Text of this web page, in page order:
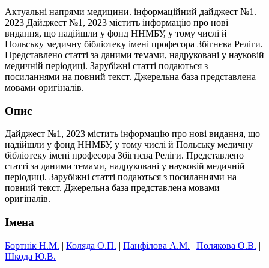
Актуальні напрями медицини. інформаційний дайджест №1.
2023 Дайджест №1, 2023 містить інформацію про нові
видання, що надійшли у фонд ННМБУ, у тому числі й
Польську медичну бібліотеку імені професора Збігнєва Реліги.
Представлено статті за даними темами, надруковані у науковій
медичній періодиці. Зарубіжні статті подаються з
посиланнями на повний текст. Джерельна база представлена
мовами оригіналів.
Опис
Дайджест №1, 2023 містить інформацію про нові видання, що
надійшли у фонд ННМБУ, у тому числі й Польську медичну
бібліотеку імені професора Збігнєва Реліги. Представлено
статті за даними темами, надруковані у науковій медичній
періодиці. Зарубіжні статті подаються з посиланнями на
повний текст. Джерельна база представлена мовами
оригіналів.
Імена
Бортнік Н.М. | Коляда О.П. | Панфілова А.М. | Полякова О.В. |
Шкода Ю.В.